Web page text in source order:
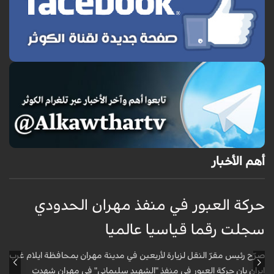
أهم الأخبار
حركة العبور في منفذ مهران الحدودي
سجلت رقما قياسيا عالميا
صرّح رئيس مقرّ النقل لزيارة لأربعين في مدينة مهران بمحافظة ايلام غرب
ايران بان حركة العبور في منفذ "الشهيد سليماني" في مهران شهدت